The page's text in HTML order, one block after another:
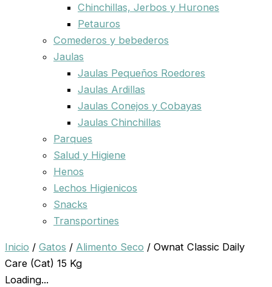
Chinchillas, Jerbos y Hurones
Petauros
Comederos y bebederos
Jaulas
Jaulas Pequeños Roedores
Jaulas Ardillas
Jaulas Conejos y Cobayas
Jaulas Chinchillas
Parques
Salud y Higiene
Henos
Lechos Higienicos
Snacks
Transportines
Inicio / Gatos / Alimento Seco / Ownat Classic Daily
Care (Cat) 15 Kg
Loading...